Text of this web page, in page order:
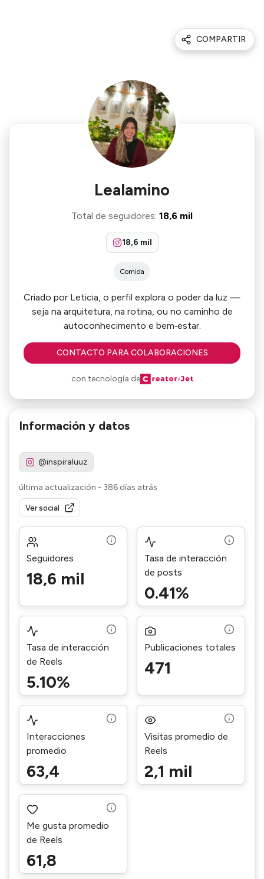
COMPARTIR
Lealamino
Total de seguidores: 18,6 mil
18,6 mil
Comida
Criado por Leticia, o perfil explora o poder da luz —
seja na arquitetura, na rotina, ou no caminho de
autoconhecimento e bem‑estar.
CONTACTO PARA COLABORACIONES
con tecnología de
Información y datos
@inspiraluuz
última actualización - 386 días atrás
Ver social
Seguidores
18,6 mil
Tasa de interacción
de posts
0.41%
Tasa de interacción
de Reels
5.10%
Publicaciones totales
471
Interacciones
promedio
63,4
Visitas promedio de
Reels
2,1 mil
Me gusta promedio
de Reels
61,8